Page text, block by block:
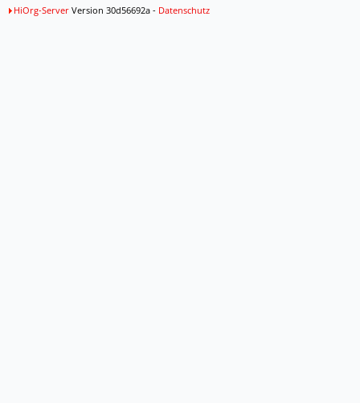
HiOrg-ServerVersion 30d56692a - Datenschutz